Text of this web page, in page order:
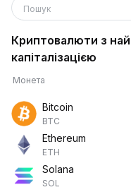
Пошук
Криптовалюти з
капіталізацією
Монета
Bitcoin
BTC
Ethereum
ETH
Solana
SOL